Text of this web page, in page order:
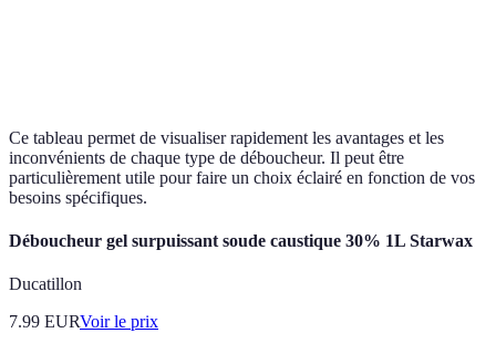
Ce tableau permet de visualiser rapidement les avantages et les
inconvénients de chaque type de déboucheur. Il peut être
particulièrement utile pour faire un choix éclairé en fonction de vos
besoins spécifiques.
Déboucheur gel surpuissant soude caustique 30% 1L Starwax
Ducatillon
7.99 EURVoir le prix